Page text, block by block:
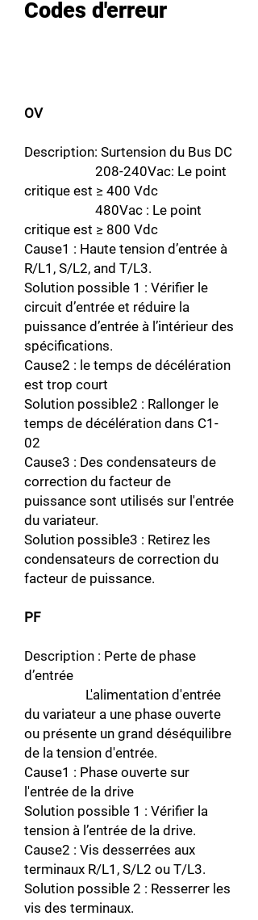
Codes d'erreur
OV
Description: Surtension du Bus DC
208-240Vac: Le point
critique est ≥ 400 Vdc
480Vac : Le point
critique est ≥ 800 Vdc
Cause1 : Haute tension d’entrée à
R/L1, S/L2, and T/L3.
Solution possible 1 : Vérifier le
circuit d’entrée et réduire la
puissance d’entrée à l’intérieur des
spécifications.
Cause2 : le temps de décélération
est trop court
Solution possible2 : Rallonger le
temps de décélération dans C1-
02
Cause3 : Des condensateurs de
correction du facteur de
puissance sont utilisés sur l'entrée
du variateur.
Solution possible3 : Retirez les
condensateurs de correction du
facteur de puissance.
PF
Description : Perte de phase
d’entrée
L'alimentation d'entrée
du variateur a une phase ouverte
ou présente un grand déséquilibre
de la tension d'entrée.
Cause1 : Phase ouverte sur
l'entrée de la drive
Solution possible 1 : Vérifier la
tension à l’entrée de la drive.
Cause2 : Vis desserrées aux
terminaux R/L1, S/L2 ou T/L3.
Solution possible 2 : Resserrer les
vis des terminaux.